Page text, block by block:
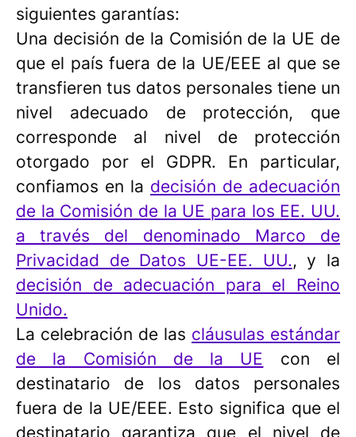
siguientes garantías:
Una decisión de la Comisión de la UE de
que el país fuera de la UE/EEE al que se
transfieren tus datos personales tiene un
nivel adecuado de protección, que
corresponde al nivel de protección
otorgado por el GDPR. En particular,
confiamos en la decisión de adecuación
de la Comisión de la UE para los EE. UU.
a través del denominado Marco de
Privacidad de Datos UE-EE. UU., y la
decisión de adecuación para el Reino
Unido.
La celebración de las cláusulas estándar
de la Comisión de la UE con el
destinatario de los datos personales
fuera de la UE/EEE. Esto significa que el
destinatario garantiza que el nivel de